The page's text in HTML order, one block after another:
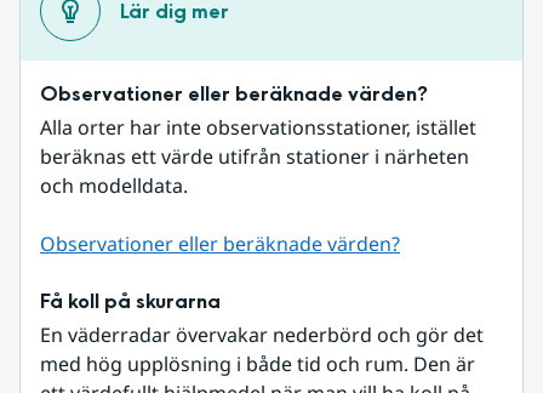
Lär dig mer
Observationer eller beräknade värden?
Alla orter har inte observationsstationer, istället
beräknas ett värde utifrån stationer i närheten
och modelldata.
Observationer eller beräknade värden?
Få koll på skurarna
En väderradar övervakar nederbörd och gör det
med hög upplösning i både tid och rum. Den är